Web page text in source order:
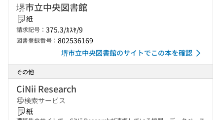
堺市立中央図書館
紙
請求記号： 375.3/ｶｽﾔ/9
図書登録番号： 802536169
堺市立中央図書館のサイトでこの本を確認
その他
CiNii Research
検索サービス
紙